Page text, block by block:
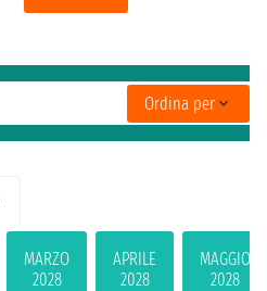
MARZO
2028
APRILE
2028
MAGGIO
2028
Ordina per